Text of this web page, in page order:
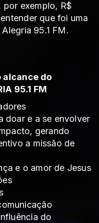
exemplo, R$
que foi uma
95.1 FM.
alcance do
95.1 FM
doar e a se envolver
gerando
a missão de
e o amor de Jesus
do